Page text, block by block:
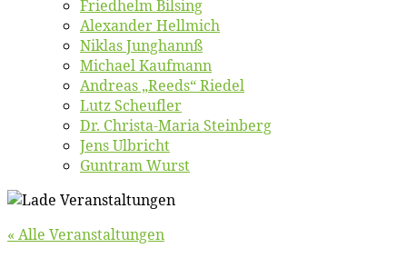
Fried­helm Bilsing
Alex­an­der Hellmich
Ni­klas Junghannß
Mi­cha­el Kaufmann
An­dre­as „Reeds“ Riedel
Lutz Scheuf­ler
Dr. Chris­­ta-Ma­ria Steinberg
Jens Ulb­richt
Gun­tram Wurst
« Alle Veranstaltungen